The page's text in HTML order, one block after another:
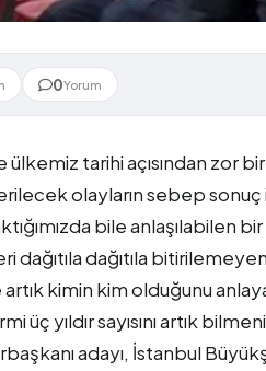
0Yorum
tarihi açısından zor
olayların sebep
bile anlaşılabilen
dağıtıla dağıtıla
kimin kim olduğunu
üç yıldır sayısını artık
adayı, İstanbul